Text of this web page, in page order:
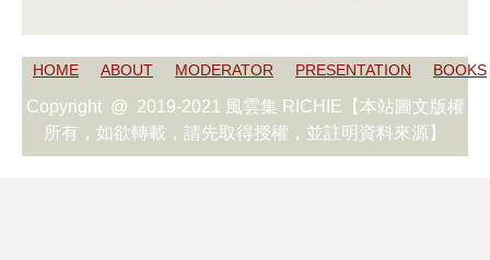
HOME ABOUT MODERATOR PRESENTATION BOOKS
Copyright @ 2019-2021 風雲集 RICHIE【本站圖文版權
所有，如欲轉載，請先取得授權，並註明資料來源】